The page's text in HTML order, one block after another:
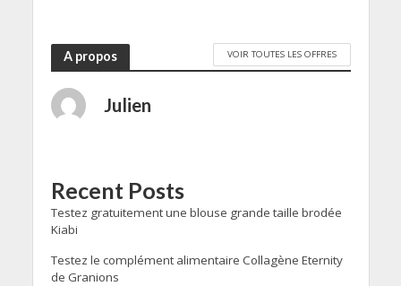
A propos VOIR TOUTES LES OFFRES
Julien
Recent Posts
Testez gratuitement une blouse grande taille brodée
Kiabi
Testez le complément alimentaire Collagène Eternity
de Granions